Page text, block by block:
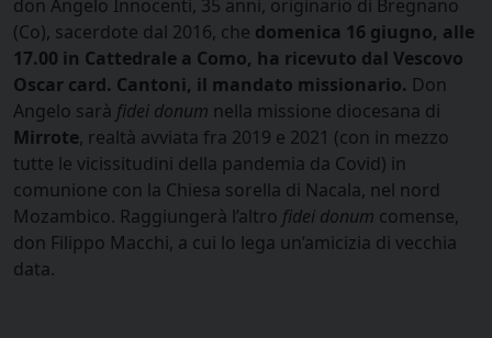
don Angelo Innocenti, 35 anni, originario di Bregnano
(Co), sacerdote dal 2016, che domenica 16 giugno, alle
17.00 in Cattedrale a Como, ha ricevuto dal Vescovo
Oscar card. Cantoni, il mandato missionario. Don
Angelo sarà fidei donum nella missione diocesana di
Mirrote, realtà avviata fra 2019 e 2021 (con in mezzo
tutte le vicissitudini della pandemia da Covid) in
comunione con la Chiesa sorella di Nacala, nel nord
Mozambico. Raggiungerà l’altro fidei donum comense,
don Filippo Macchi, a cui lo lega un’amicizia di vecchia
data.